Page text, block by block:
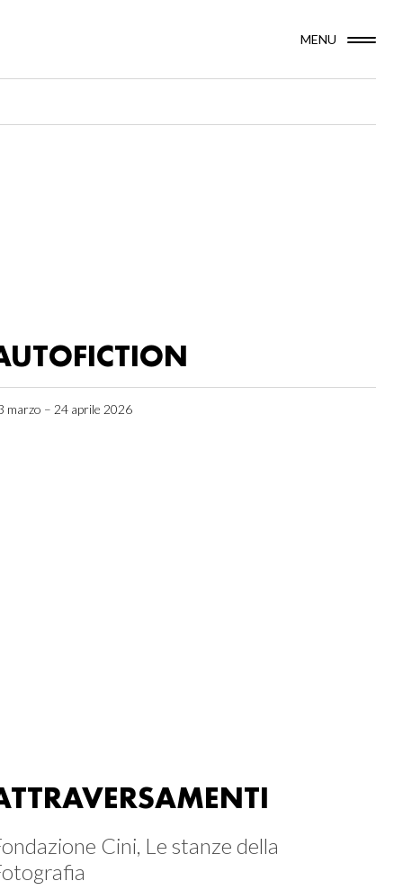
MENU
marzo – 24 aprile 2026
Cini, Le stanze della